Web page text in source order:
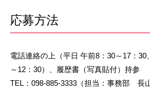
応募方法
電話連絡の上（平日 午前8：30～17：30
～12：30）、履歴書（写真貼付）持参
TEL：098-885-3333（担当：事務部 長山